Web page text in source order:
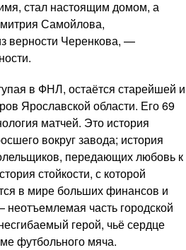
стал настоящим домом, а
Самойлова,
верности Черенкова, —
в ФНЛ, остаётся старейшей и
Ярославской области. Его 69
матчей. Это история
вокруг завода; история
передающих любовь к
стойкости, с которой
в мире больших финансов и
часть городской
герой, чьё сердце
футбольного мяча.